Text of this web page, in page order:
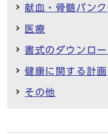
献血・骨髄バンク
医療
書式のダウンロー
健康に関する計画
その他